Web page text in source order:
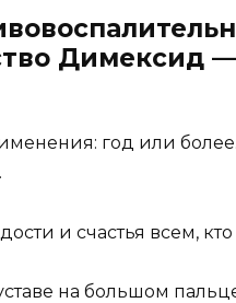
Димексид
год или
и счастья всем, кто
на большом